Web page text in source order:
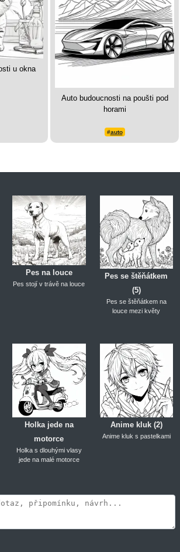
u okna
Auto budoucnosti na poušti pod
horami
#auto
Pes na louce
Pes stojí v trávě na louce
Pes se štěňátkem
(5)
Pes se štěňátkem na
louce mezi květy
Holka jede na
motorce
Holka s dlouhými vlasy
jede na malé motorce
Anime kluk (2)
Anime kluk s pastelkami